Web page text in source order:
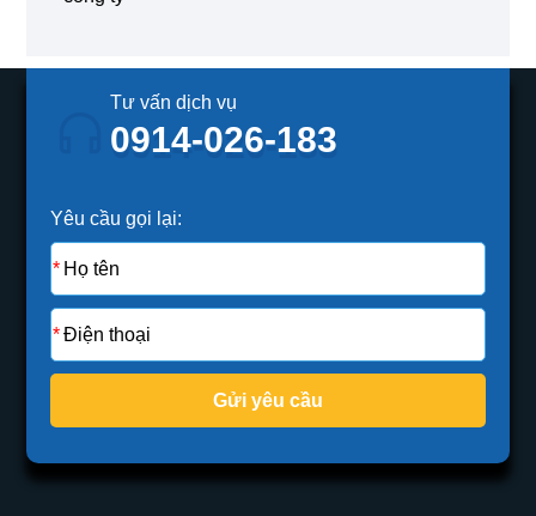
Tư vấn dịch vụ
0914-026-183
Yêu cầu gọi lại:
Gửi yêu cầu